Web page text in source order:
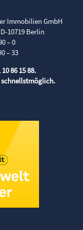
Immobilien GmbH
10719 Berlin
– 0
– 33
86 15 88.